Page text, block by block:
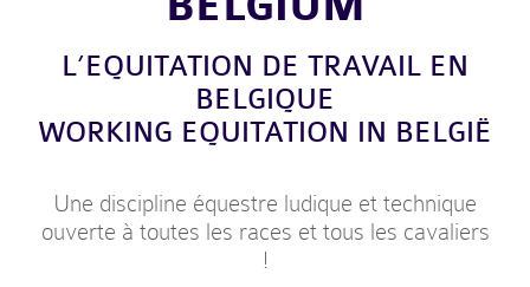
L’EQUITATION DE TRAVAIL EN
BELGIQUE
WORKING EQUITATION IN BELGIË
Une discipline équestre ludique et technique
ouverte à toutes les races et tous les cavaliers
!